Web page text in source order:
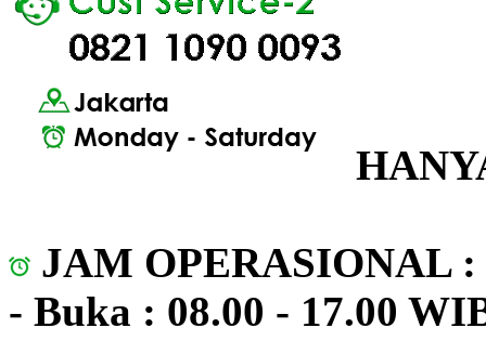
JAM OPERASIONAL :
- Buka : 08.00 - 17.00